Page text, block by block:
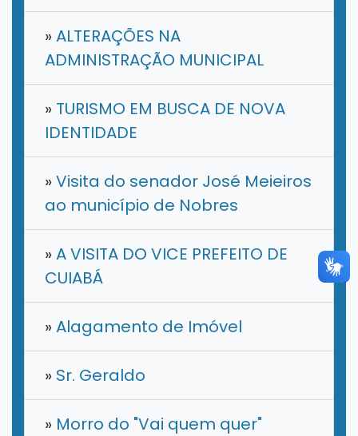
»ALTERAÇÕES NA
ADMINISTRAÇÃO MUNICIPAL
» TURISMO EM BUSCA DE NOVA
IDENTIDADE
»Visita do senador José Meieiros
ao município de Nobres
»A VISITA DO VICE PREFEITO DE
CUIABÁ
»Alagamento de Imóvel
» ​Sr. Geraldo
» Morro do "Vai quem quer"